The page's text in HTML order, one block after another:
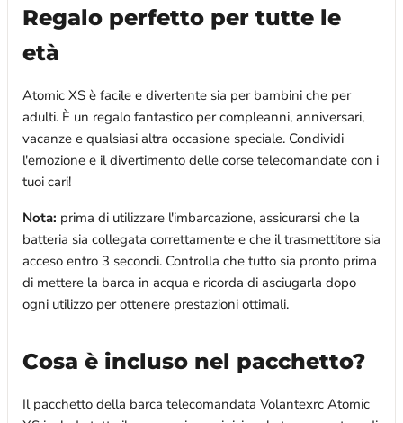
Regalo perfetto per tutte le
età
Atomic XS è facile e divertente sia per bambini che per
adulti. È un regalo fantastico per compleanni, anniversari,
vacanze e qualsiasi altra occasione speciale. Condividi
l'emozione e il divertimento delle corse telecomandate con i
tuoi cari!
Nota: prima di utilizzare l'imbarcazione, assicurarsi che la
batteria sia collegata correttamente e che il trasmettitore sia
acceso entro 3 secondi. Controlla che tutto sia pronto prima
di mettere la barca in acqua e ricorda di asciugarla dopo
ogni utilizzo per ottenere prestazioni ottimali.
Cosa è incluso nel pacchetto?
Il pacchetto della barca telecomandata Volantexrc Atomic